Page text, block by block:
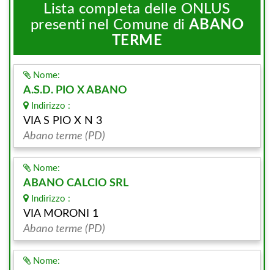
Lista completa delle ONLUS
presenti nel Comune diABANO
TERME
Nome:
A.S.D. PIO X ABANO
Indirizzo :
VIA S PIO X N 3
Abano terme (PD)
Nome:
ABANO CALCIO SRL
Indirizzo :
VIA MORONI 1
Abano terme (PD)
Nome: